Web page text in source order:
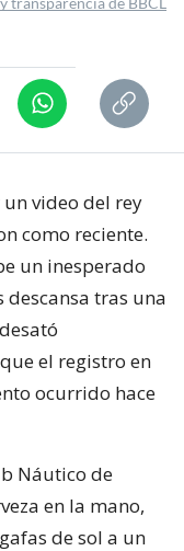
video del rey
como reciente.
un inesperado
tras una
el registro en
ocurrido hace
Náutico de
en la mano,
de sol a un